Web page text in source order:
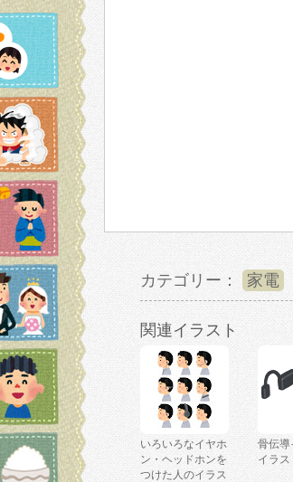
カテゴリー： 家電
関連イラスト
いろいろなイヤホ
ン・ヘッドホンを
つけた人のイラス
骨伝導
イラス